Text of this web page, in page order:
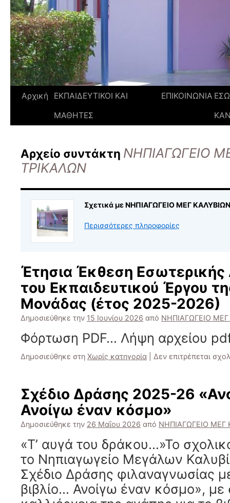
Αρχική
ΕΚΠΑΙΔΕΥΤΙΚΟΙ ΚΑΙ
ΜΑΘΗΤΕΣ
ΕΠΙΚΟΙΝΩΝΙΑ
Αρχείο συντάκτη ΝΗΠΙΑΓΩΓΕΙΟ
ΤΡΙΚΑΛΩΝ
Σχετικά με ΝΗΠΙΑΓΩΓΕΙΟ ΜΕΓ
Περισσότερες πληροφορίες
Έτησια Έκθεση Εσωτερικής
του Εκπαιδευτικού Έργου
Μονάδας (έτος 2025-2026)
Δημοσιεύθηκε την 15 Ιουνίου 2026 από ΝΗΠΙΑΓΩΓΕΙΟ
Φόρτωση PDF… Λήψη αρχείου
Δημοσιεύθηκε στη Χωρίς κατηγορία Δεν επιτρέπεται
Σχέδιο Δράσης 2025-26
Ανοίγω έναν κόσμο»
Δημοσιεύθηκε την 26 Μαΐου 2026 από ΝΗΠΙΑΓΩΓΕΙΟ ΜΕΓ
«Τ’ αυγά του δράκου…»Το
το Νηπιαγωγείο Μεγάλων
Σχέδιο Δράσης φιλαναγνωσίας
βιβλίο… Ανοίγω έναν κόσμο», με